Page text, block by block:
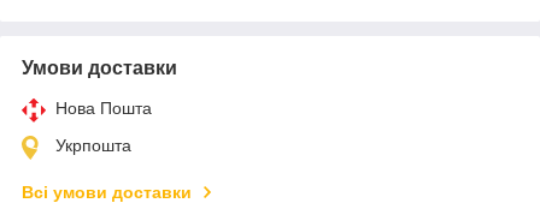
Умови доставки
Нова Пошта
Укрпошта
Всі умови доставки